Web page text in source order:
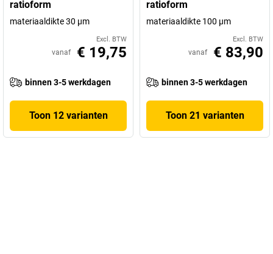
ratioform
materiaaldikte 30 µm
Excl. BTW
vanaf € 19,75
binnen 3-5 werkdagen
Toon 12 varianten
ratioform
materiaaldikte 100 µm
Excl. BTW
vanaf € 83,90
binnen 3-5 werkdagen
Toon 21 varianten